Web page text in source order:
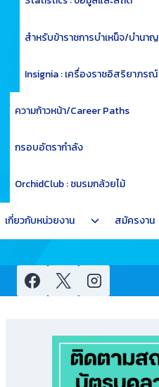
สำหรับข้าราชการบำเหน็จ/บำนาญ
Insignia : เครื่องราชอิสริยาภรณ์
ความก้าวหน้า/Career Paths
กรอบอัตรากำลัง
OrchidClub : ชมรมกล้วยไม้
เกี่ยวกับหน่วยงาน
Toggle
child
สมัครงาน